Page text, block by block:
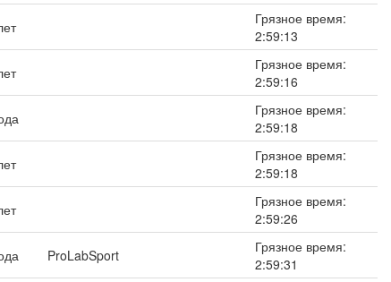
Грязное время:
2:59:13
Грязное время:
2:59:16
Грязное время:
2:59:18
Грязное время:
2:59:18
Грязное время:
2:59:26
ProLabSport
Грязное время:
2:59:31